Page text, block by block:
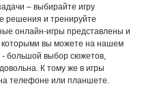
– выбирайте игру
решения и тренируйте
онлайн-игры представлены и
которыми вы можете на нашем
большой выбор сюжетов,
К тому же в игры
телефоне или планшете.